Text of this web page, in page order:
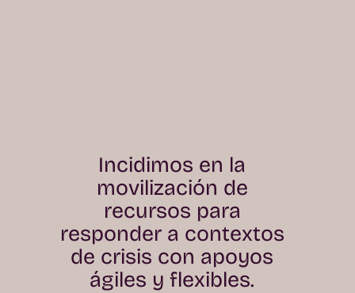
Incidimos en la
movilización de
recursos para
responder a contextos
de crisis con apoyos
ágiles y flexibles.